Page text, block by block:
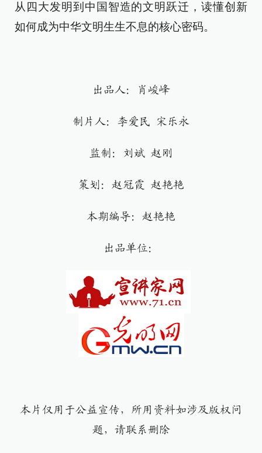
从四大发明到中国智造的文明跃迁，读懂创新
如何成为中华文明生生不息的核心密码。
出品人：肖峻峰
制片人：李爱民 宋乐永
监制：刘斌 赵刚
策划：赵冠霞 赵艳艳
本期编导：赵艳艳
出品单位：
本片仅用于公益宣传，所用资料如涉及版权问
题，请联系删除